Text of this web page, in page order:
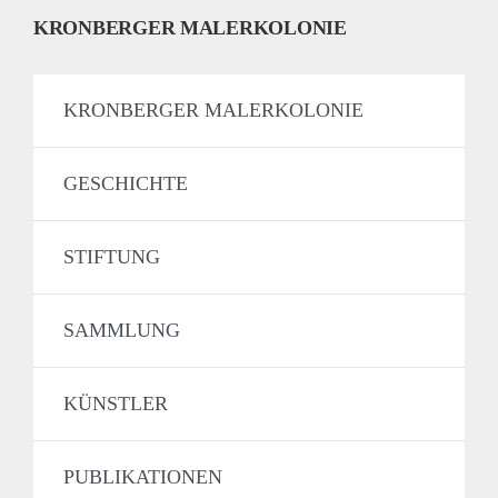
KRONBERGER MALERKOLONIE
KRONBERGER MALERKOLONIE
GESCHICHTE
STIFTUNG
SAMMLUNG
KÜNSTLER
PUBLIKATIONEN